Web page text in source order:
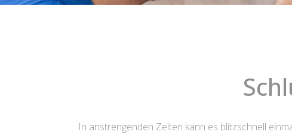
In anstrengenden Zeiten kann es blitzschnell